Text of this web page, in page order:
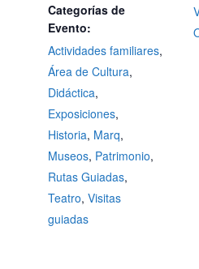
Categorías de
Evento:
Actividades familiares,
Área de Cultura,
Didáctica,
Exposiciones,
Historia, Marq,
Museos, Patrimonio,
Rutas Guiadas,
Teatro, Visitas
guiadas